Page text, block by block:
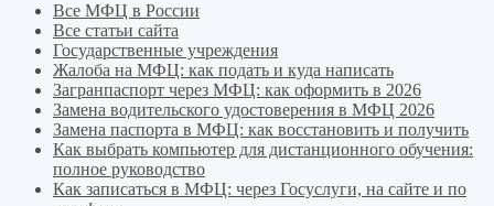
Все МФЦ в России
Все статьи сайта
Государственные учреждения
Жалоба на МФЦ: как подать и куда написать
Загранпаспорт через МФЦ: как оформить в 2026
Замена водительского удостоверения в МФЦ 2026
Замена паспорта в МФЦ: как восстановить и получить
Как выбрать компьютер для дистанционного обучения:
полное руководство
Как записаться в МФЦ: через Госуслуги, на сайте и по